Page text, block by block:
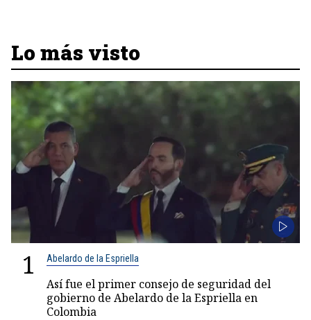
Lo más visto
1 Abelardo de la Espriella
Así fue el primer consejo de seguridad del
gobierno de Abelardo de la Espriella en
Colombia